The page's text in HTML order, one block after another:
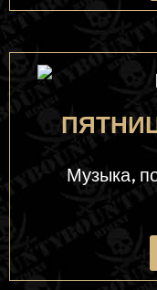
Музыка,